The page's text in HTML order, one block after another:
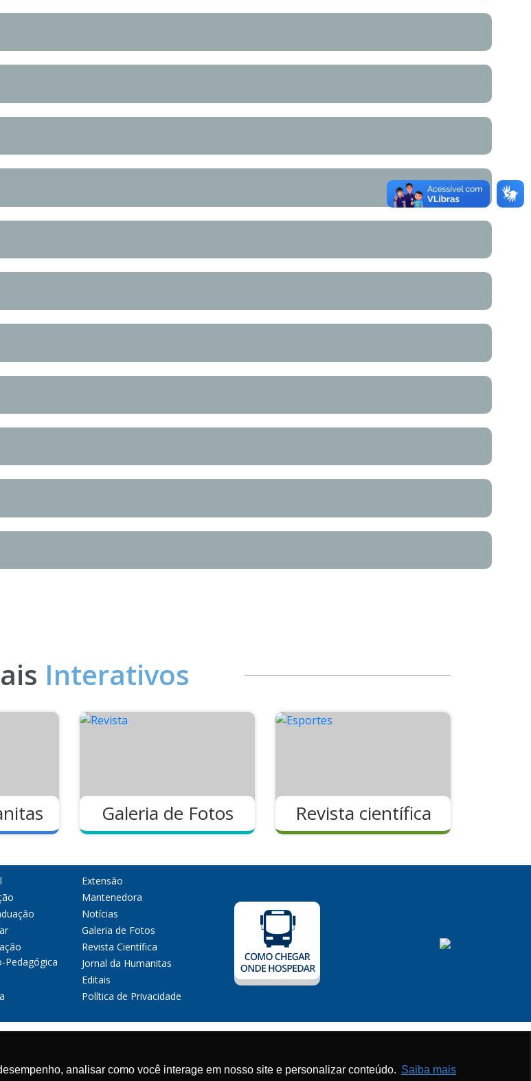
analisar como você interage em nosso site e personalizar conteúdo. Saiba mais
Interativos
Galeria de Fotos Revista científica
Pedagógica
Extensão
Mantenedora
Notícias
Galeria de Fotos
Revista Científica
Jornal da Humanitas
Editais
Política de Privacidade